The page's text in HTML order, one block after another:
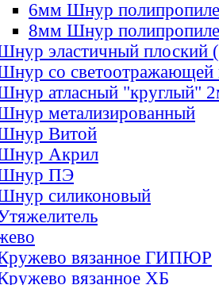
6мм Шнур
8мм Шнур
эластичный плоский
со светоотражающей
атласный "круглый"
метализированный
Витой
Акрил
ПЭ
силиконовый
вязанное ГИПЮР
вязанное ХБ